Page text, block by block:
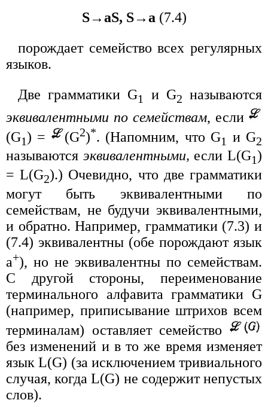
S→aS, S→a (7.4)
порождает семейство всех регулярных
языков.
Две грамматики G1 и G2 называются
эквивалентными по семействам, если
(G1) = (G2)*. (Напомним, что G1 и G2
называются эквивалентными, если L(G1)
= L(G2).) Очевидно, что две грамматики
могут быть эквивалентными по
семействам, не будучи эквивалентными,
и обратно. Например, грамматики (7.3) и
(7.4) эквивалентны (обе порождают язык
a+), но не эквивалентны по семействам.
С другой стороны, переименование
терминального алфавита грамматики G
(например, приписывание штрихов всем
терминалам) оставляет семейство
без изменений и в то же время изменяет
язык L(G) (за исключением тривиального
случая, когда L(G) не содержит непустых
слов).